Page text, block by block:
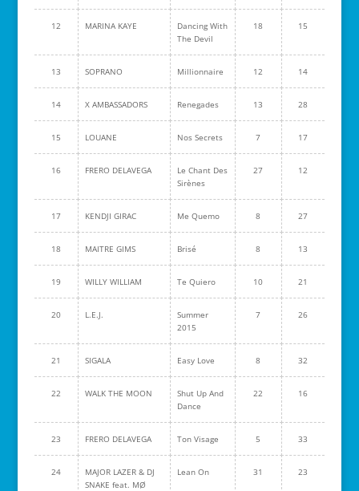
12 MARINA KAYE
Dancing With
The Devil
18 15
13 SOPRANO Millionnaire 12 14
14 X AMBASSADORS Renegades 13 28
15 LOUANE Nos Secrets 7 17
16 FRERO DELAVEGA
Le Chant Des
Sirènes
27 12
17 KENDJI GIRAC Me Quemo 8 27
18 MAITRE GIMS Brisé 8 13
19 WILLY WILLIAM Te Quiero 10 21
20 L.E.J.
Summer
2015
7 26
21 SIGALA Easy Love 8 32
22 WALK THE MOON
Shut Up And
Dance
22 16
23 FRERO DELAVEGA Ton Visage 5 33
24
MAJOR LAZER & DJ
SNAKE feat. MØ
Lean On 31 23